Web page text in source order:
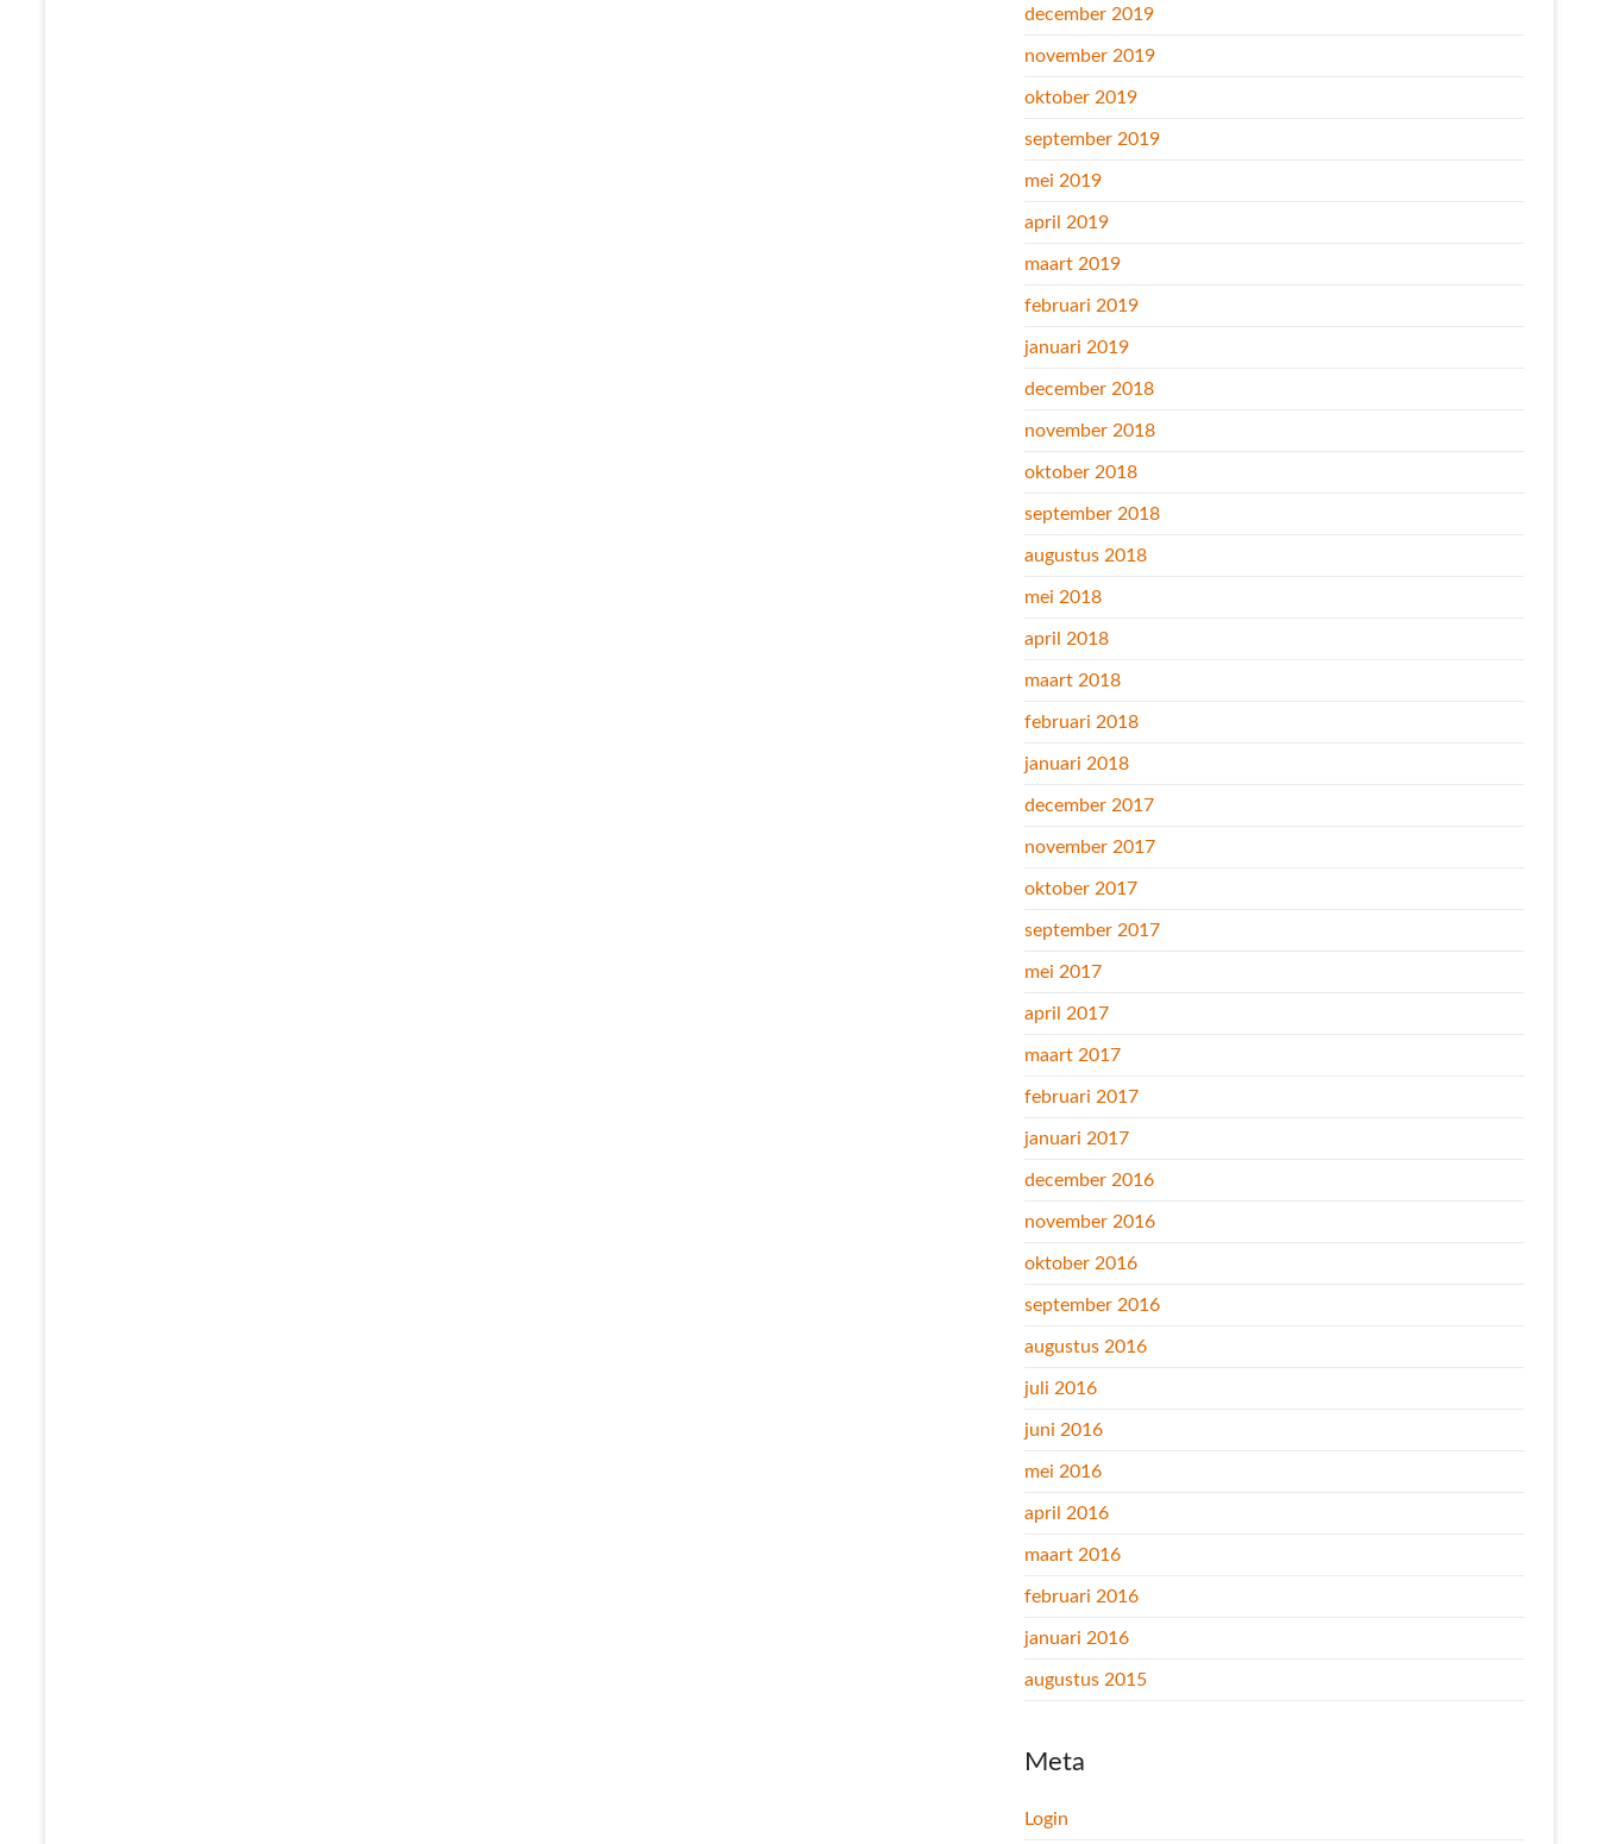
december 2019
november 2019
oktober 2019
september 2019
mei 2019
april 2019
maart 2019
februari 2019
januari 2019
december 2018
november 2018
oktober 2018
september 2018
augustus 2018
mei 2018
april 2018
maart 2018
februari 2018
januari 2018
december 2017
november 2017
oktober 2017
september 2017
mei 2017
april 2017
maart 2017
februari 2017
januari 2017
december 2016
november 2016
oktober 2016
september 2016
augustus 2016
juli 2016
juni 2016
mei 2016
april 2016
maart 2016
februari 2016
januari 2016
augustus 2015
Meta
Login